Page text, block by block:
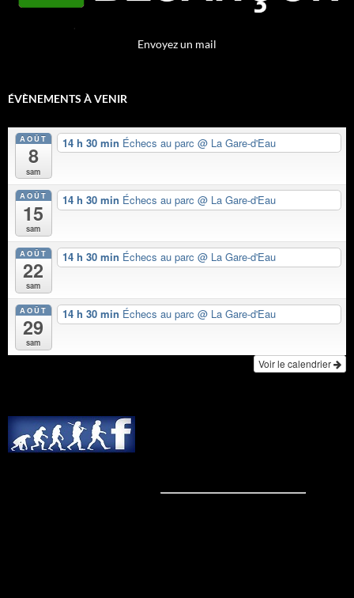
Envoyez un mail
ÉVÈNEMENTS À VENIR
AOÛT
8
sam
14 h 30 min Échecs au parc @ La Gare-d'Eau
AOÛT
15
sam
14 h 30 min Échecs au parc @ La Gare-d'Eau
AOÛT
22
sam
14 h 30 min Échecs au parc @ La Gare-d'Eau
AOÛT
29
sam
14 h 30 min Échecs au parc @ La Gare-d'Eau
Voir le calendrier